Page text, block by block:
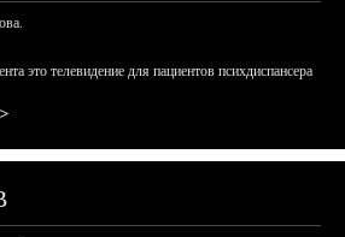
это телевидение для пациентов психдиспансера